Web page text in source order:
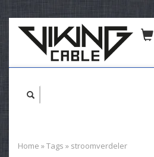
Home »Tags » stroomverdeler